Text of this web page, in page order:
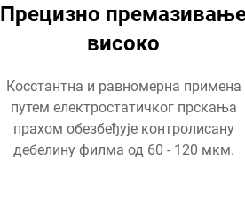
Прецизно
високо
Косстантна и равномерна примена
путем електростатичког прскања
прахом обезбеђује контролисану
дебелину филма од 60 - 120 мкм.